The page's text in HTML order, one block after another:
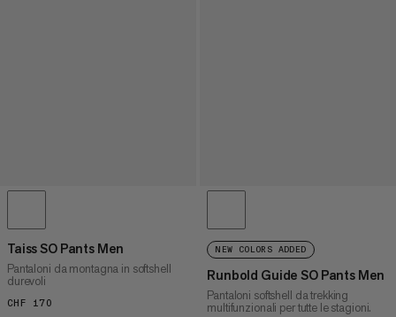
Taiss SO Pants Men
Pantaloni da montagna in softshell
durevoli
CHF 170
NEW COLORS ADDED
Runbold Guide SO Pants Men
Pantaloni softshell da trekking
multifunzionali per tutte le stagioni.